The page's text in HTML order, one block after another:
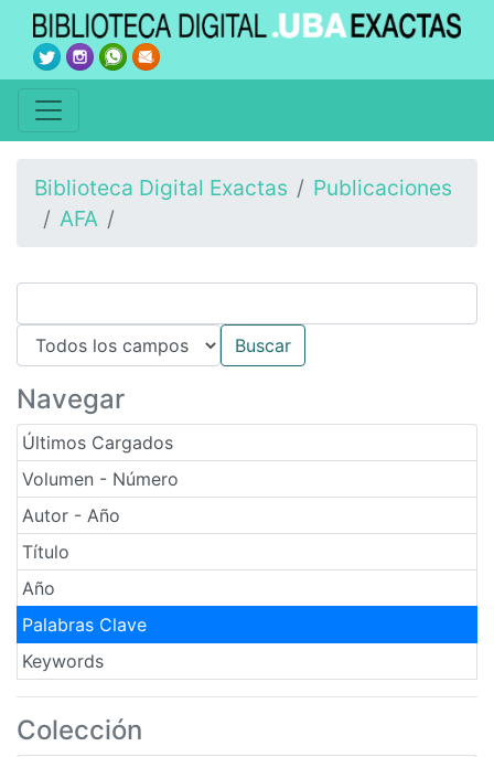
Biblioteca Digital Exactas
Publicaciones
AFA
Navegar
Últimos Cargados
Volumen - Número
Autor - Año
Título
Año
Palabras Clave
Keywords
Colección